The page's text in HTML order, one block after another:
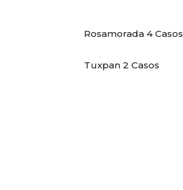
Rosamorada 4 Casos
Tuxpan 2 Casos